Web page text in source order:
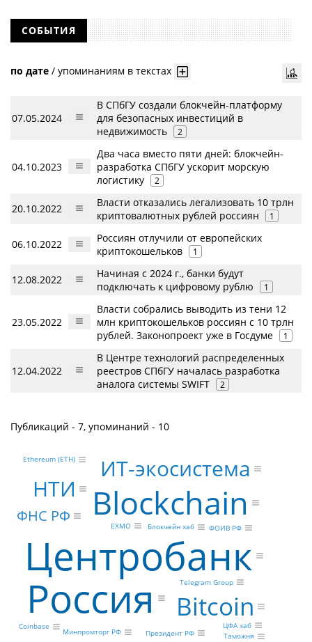
СОБЫТИЯ
по дате / упоминаниям в текстах
07.05.2024
В СПбГУ создали блокчейн-платформу
для безопасных инвестиций в
недвижимость
2
04.10.2023
Два часа вместо пяти дней: блокчейн-
разработка СПбГУ ускорит морскую
логистику
2
20.10.2022
Власти отказались легализовать 10 трлн
криптовалютных рублей россиян
1
06.10.2022
Россиян отлучили от европейских
криптокошельков
1
12.08.2022
Начиная с 2024 г., банки будут
подключать к цифровому рублю
1
23.05.2022
Власти собрались выводить из тени 12
млн криптокошельков россиян с 10 трлн
рублей. Законопроект уже в Госдуме
1
12.04.2022
В Центре технологий распределенных
реестров СПбГУ началась разработка
аналога системы SWIFT
2
Публикаций - 7, упоминаний - 10
Центробанк
Россия
Blockchain
Bitcoin
НТИ
ИТ-экосистема
ФНС РФ
Блокчейн хаб
Telegram Group
Coinbase
Минпромторг РФ
ФОИВ РФ
Президент РФ Таможня
ЦФА хаб
Ethereum (ETH)
EXMO